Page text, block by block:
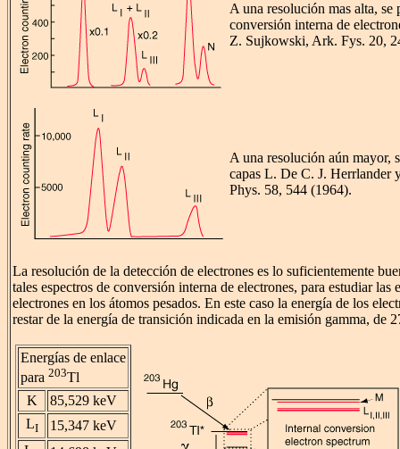
A una resolución mas alta, se
conversión interna de
Z. Sujkowski, Ark. Fys. 20,
A una resolución aún mayor,
capas L. De C. J. Herrlander
Phys. 58, 544 (1964).
La resolución de la detección de electrones es lo suficientemente
tales espectros de conversión interna de electrones, para estudiar las
electrones en los átomos pesados. En este caso la energía de los
restar de la energía de transición indicada en la emisión gamma, de
Energías de enlace
para 203Tl
K
85,529 keV
LI
15,347 keV